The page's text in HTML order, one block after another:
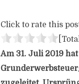
Click to rate this
Am 31. Juli 2019